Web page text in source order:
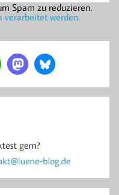
Spam zu reduzieren.
verarbeitet werden.